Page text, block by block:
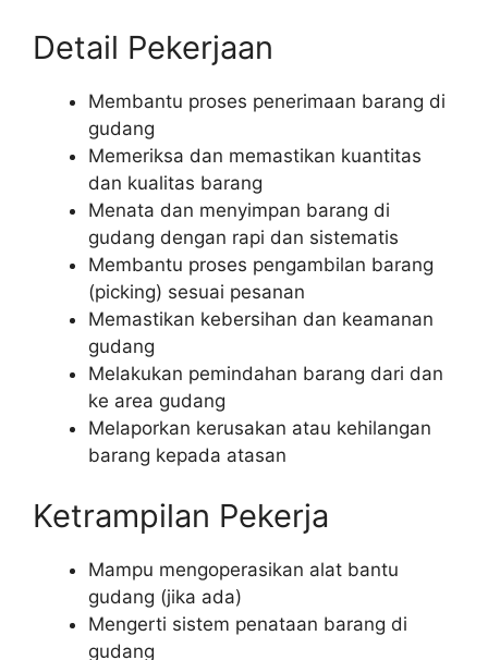
Detail Pekerjaan
Membantu proses penerimaan barang di
gudang
Memeriksa dan memastikan kuantitas
dan kualitas barang
Menata dan menyimpan barang di
gudang dengan rapi dan sistematis
Membantu proses pengambilan barang
(picking) sesuai pesanan
Memastikan kebersihan dan keamanan
gudang
Melakukan pemindahan barang dari dan
ke area gudang
Melaporkan kerusakan atau kehilangan
barang kepada atasan
Ketrampilan Pekerja
Mampu mengoperasikan alat bantu
gudang (jika ada)
Mengerti sistem penataan barang di
gudang